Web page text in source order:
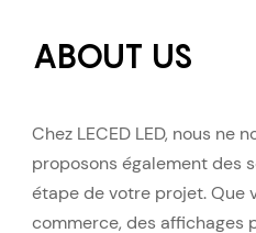
ABOUT US
Chez LECED LED, nous ne
proposons également des
étape de votre projet. Que
commerce, des affichages